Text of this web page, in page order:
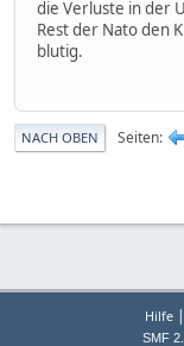
die Verluste in der
Rest der Nato den
blutig.
NACH OBEN Seiten
Hilfe |
SMF